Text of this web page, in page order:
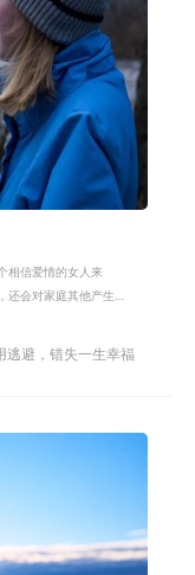
相信爱情的女人来
还会对家庭其他产生
避，错失一生幸福